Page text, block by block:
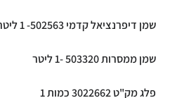
שמן דיפרנציאל קדמי 502563- 1 ליטר
שמן ממסרות 503320 -1 ליטר
פלג מק"ט 3022662 כמות 1